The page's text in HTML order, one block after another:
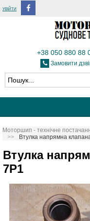
УВІЙТИ
+38 050 880 88
Замовити
Моторшип - технічне
Втулка напрямна
Втулка
7Р1